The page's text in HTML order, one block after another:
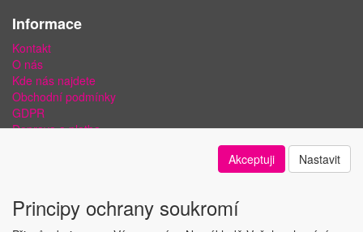
Informace
Kontakt
O nás
Kde nás najdete
Obchodní podmínky
GDPR
Doprava a platba
Akceptuji Nastavit
Principy ochrany soukromí